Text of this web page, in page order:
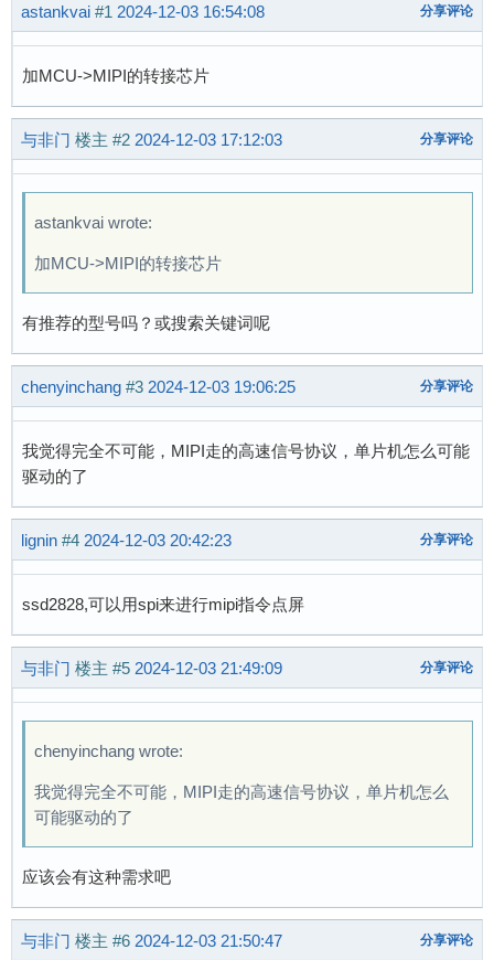
astankvai #1 2024-12-03 16:54:08 分享评论
加MCU->MIPI的转接芯片
与非门 楼主 #2 2024-12-03 17:12:03 分享评论
astankvai wrote:
加MCU->MIPI的转接芯片
有推荐的型号吗？或搜索关键词呢
chenyinchang #3 2024-12-03 19:06:25 分享评论
我觉得完全不可能，MIPI走的高速信号协议，单片机怎么可能
驱动的了
lignin #4 2024-12-03 20:42:23 分享评论
ssd2828,可以用spi来进行mipi指令点屏
与非门 楼主 #5 2024-12-03 21:49:09 分享评论
chenyinchang wrote:
我觉得完全不可能，MIPI走的高速信号协议，单片机怎么
可能驱动的了
应该会有这种需求吧
与非门 楼主 #6 2024-12-03 21:50:47 分享评论